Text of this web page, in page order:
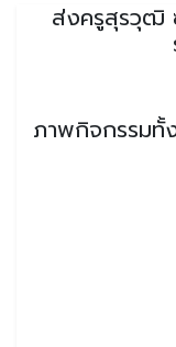
ส่งครูสุรวุฒิ
ภาพกิจกรรมทั้